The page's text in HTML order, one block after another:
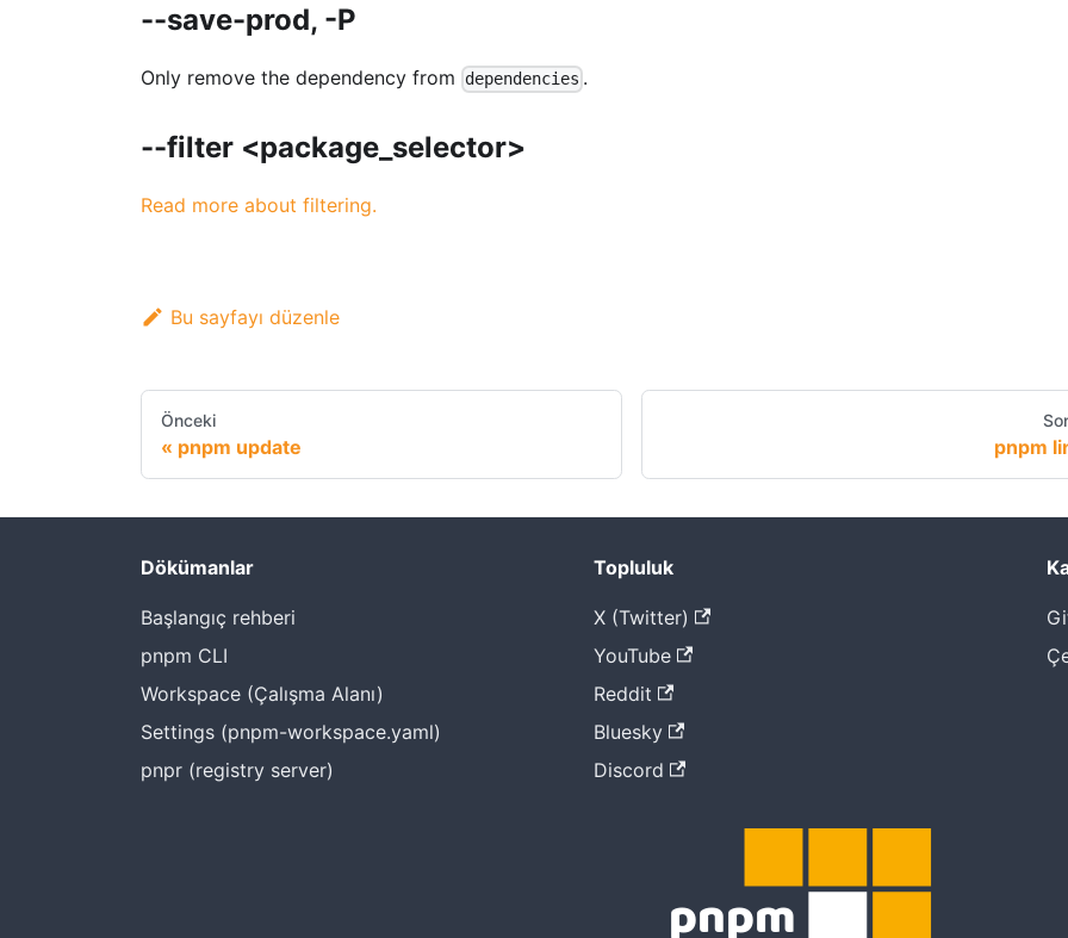
--save-prod, -P
Only remove the dependency from dependencies .
--filter <package_selector>
Read more about filtering.
Bu sayfayı düzenle
Önceki
pnpm update pnpm
Dökümanlar
Başlangıç rehberi
pnpm CLI
Workspace (Çalışma Alanı)
Settings (pnpm-workspace.yaml)
pnpr (registry server)
Topluluk
X (Twitter)
YouTube
Reddit
Bluesky
Discord